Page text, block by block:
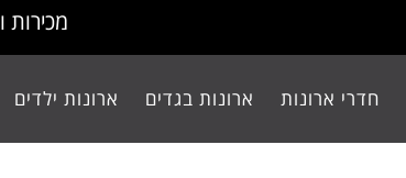
מכירות
חדרי ארונות ארונות בגדים ארונות ילדים